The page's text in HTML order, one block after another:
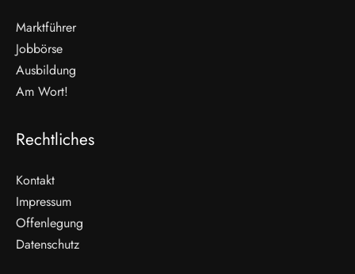
WEITERLESEN
Nicht verpassen
Marktführer
Jobbörse
Ausbildung
Am Wort!
Rechtliches
Kontakt
Impressum
Offenlegung
Datenschutz